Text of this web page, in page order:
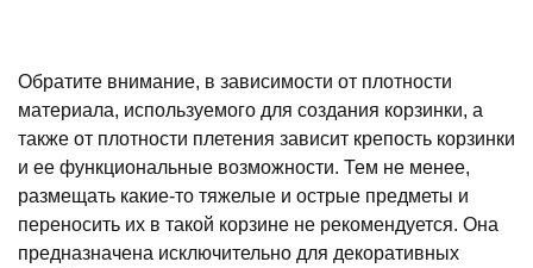
Обратите внимание, в зависимости от плотности
материала, используемого для создания корзинки, а
также от плотности плетения зависит крепость корзинки
и ее функциональные возможности. Тем не менее,
размещать какие-то тяжелые и острые предметы и
переносить их в такой корзине не рекомендуется. Она
предназначена исключительно для декоративных